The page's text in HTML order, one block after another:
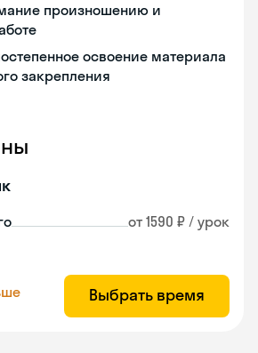
произношению и
освоение материала
закрепления
от 1590 ₽ / урок
Выбрать время